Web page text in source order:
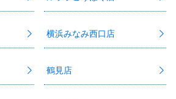
横浜みなみ西口店
鶴見店